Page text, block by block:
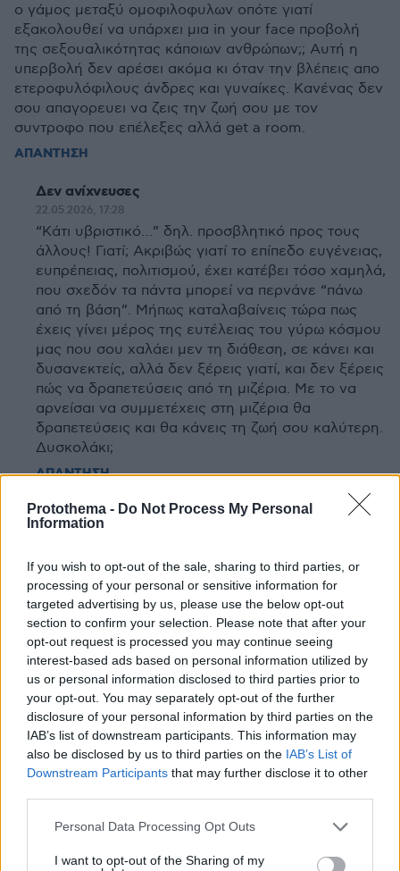
Protothema - Do Not Process My Personal
Information
If you wish to opt-out of the sale, sharing to third parties, or
processing of your personal or sensitive information for
targeted advertising by us, please use the below opt-out
section to confirm your selection. Please note that after your
opt-out request is processed you may continue seeing
interest-based ads based on personal information utilized by
us or personal information disclosed to third parties prior to
your opt-out. You may separately opt-out of the further
disclosure of your personal information by third parties on the
IAB’s list of downstream participants. This information may
also be disclosed by us to third parties on the IAB’s List of
Downstream Participants that may further disclose it to other
Please note that this website/app uses one or more Google
not limited to your visit or usage behaviour. You may click to
Personal Data Processing Opt Outs
I want to opt-out of the Sharing of my
ο γάμος μεταξύ ομοφιλοφυλων οπότε γιατί
εξακολουθεί να υπάρχει μια in your face προβολή
της σεξουαλικότητας κάποιων ανθρώπων;; Αυτή η
υπερβολή δεν αρέσει ακόμα κι όταν την βλέπεις απο
ετεροφυλόφιλους άνδρες και γυναίκες. Κανένας δεν
σου απαγορευει να ζεις την ζωή σου με τον
συντροφο που επέλεξες αλλά get a room.
ΑΠΑΝΤΗΣΗ
Δεν ανίχνευσες
22.05.2026, 17:28
“Κάτι υβριστικό…” δηλ. προσβλητικό προς τους
άλλους! Γιατί; Ακριβώς γιατί το επίπεδο ευγένειας,
ευπρέπειας, πολιτισμού, έχει κατέβει τόσο χαμηλά,
που σχεδόν τα πάντα μπορεί να περνάνε “πάνω
από τη βάση”. Μήπως καταλαβαίνεις τώρα πως
έχεις γίνει μέρος της ευτέλειας του γύρω κόσμου
μας που σου χαλάει μεν τη διάθεση, σε κάνει και
δυσανεκτείς, αλλά δεν ξέρεις γιατί, και δεν ξέρεις
πώς να δραπετεύσεις από τη μιζέρια. Με το να
αρνείσαι να συμμετέχεις στη μιζέρια θα
δραπετεύσεις και θα κάνεις τη ζωή σου καλύτερη.
Δυσκολάκι;
ΑΠΑΝΤΗΣΗ
Άποψή του...
αν και δεν είναι τόο σημαντικά αυτά... Για
αντιδράσεις... Και ξανά και ξανά... Τέλος πάντων.
(Παρακαλώ να δημοσιευθεί. Ευχαριστ
ΑΠΑΝΤΗΣΗ
Το...
22.05.2026, 05:34
"πρότυπο"...
22.05.2026, 05:11